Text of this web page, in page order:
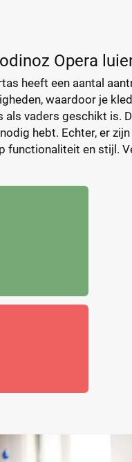
Opera
heeft een aantal
waardoor je
vaders geschikt is.
hebt. Echter, er
en stijl.